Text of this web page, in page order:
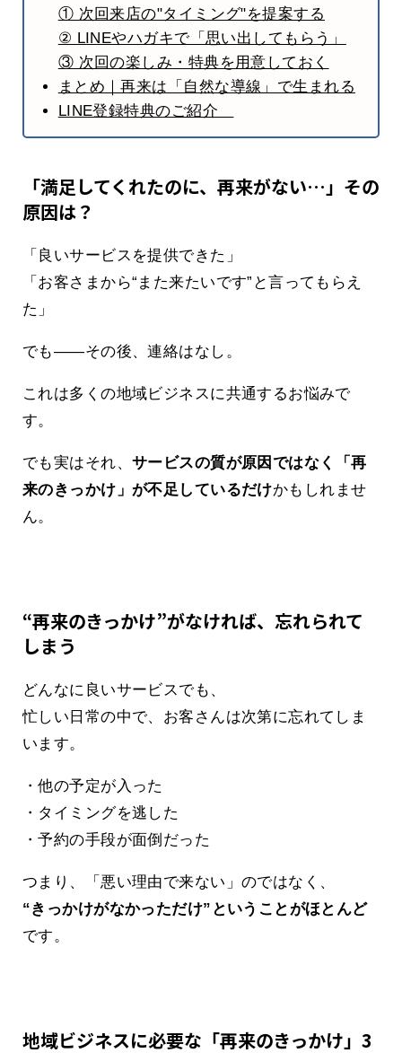
① 次回来店の"タイミング"を提案する
② LINEやハガキで「思い出してもらう」
③ 次回の楽しみ・特典を用意しておく
まとめ｜再来は「自然な導線」で生まれる
LINE登録特典のご紹介
「満足してくれたのに、再来がない…」その
原因は？
「良いサービスを提供できた」
「お客さまから“また来たいです”と言ってもらえ
た」
でも――その後、連絡はなし。
これは多くの地域ビジネスに共通するお悩みで
す。
でも実はそれ、 サービスの質が原因ではなく「再
来のきっかけ」が不足しているだけかもしれませ
ん。
“再来のきっかけ”がなければ、忘れられて
しまう
どんなに良いサービスでも、
忙しい日常の中で、お客さんは次第に忘れてしま
います。
・他の予定が入った
・タイミングを逃した
・予約の手段が面倒だった
つまり、「悪い理由で来ない」のではなく、
“きっかけがなかっただけ”ということがほとんど
です。
地域ビジネスに必要な「再来のきっかけ」3